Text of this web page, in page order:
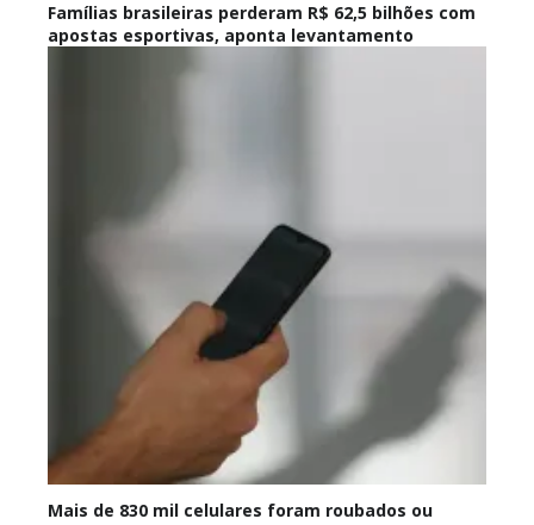
Famílias brasileiras perderam R$ 62,5 bilhões com
apostas esportivas, aponta levantamento
Mais de 830 mil celulares foram roubados ou